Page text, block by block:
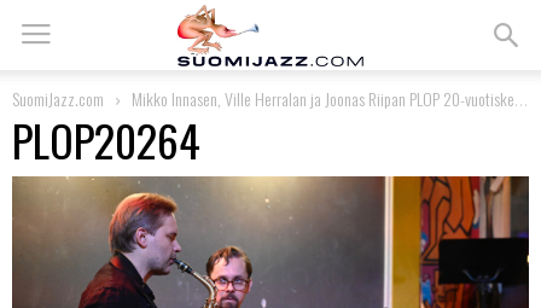
SuomiJazz.com Mikko Innasen, Ville Herralan ja Joonas Riipan PLOP 20-vuotiskeikalla Jyväskylässä
PLOP20264